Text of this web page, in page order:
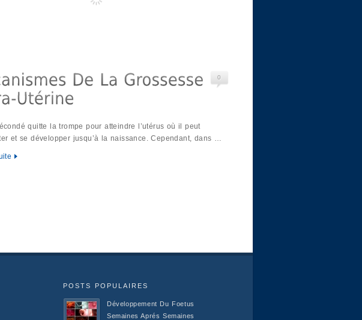
0
quitte la trompe pour atteindre l’utérus où il peut
et se développer jusqu’à la naissance. Cependant, dans …
POSTS POPULAIRES
Développement Du Foetus
Semaines Aprés Semaines